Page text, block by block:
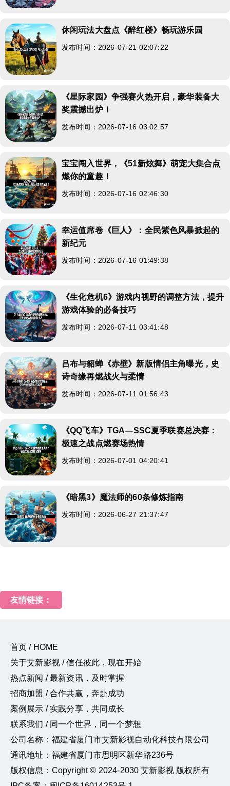
休闲玩法大盘点《醉红楼》畅玩游乐园
发布时间：2026-07-21 02:07:22
《星际家园》争强赛火热开启，豪华装备大
奖震撼出炉！
发布时间：2026-07-16 03:02:57
宝宝闯入世界，《51新炫舞》萌宠大集合点
燃你的童趣！
发布时间：2026-07-16 02:46:30
幸运值席卷《巨人》：全民紫色风暴掀起的
新纪元
发布时间：2026-07-16 01:49:38
《生化危机6》游戏内视野的调整方法，提升
游戏体验的必备技巧
发布时间：2026-07-11 03:41:48
吕布与貂蝉《赤壁》新版情侣主角曝光，史
诗奇缘再燃战火与柔情
发布时间：2026-07-11 01:56:43
《QQ飞车》TGA—SSC夏季联赛总决赛：
极速之战点燃赛场热情
发布时间：2026-07-01 04:20:41
《暗黑3》魔法师的60条修炼指南
发布时间：2026-06-27 21:37:47
友情链接：
首页 / HOME
关于艾新影视 / 信任彼此，现在开始
热点新闻 / 最新资讯，及时掌握
招商加盟 / 合作共赢，奔赴成功
案例展示 / 实践分享，共同成长
联系我们 / 同一个世界，同一个梦想
公司名称：福建省厦门市艾新影视自动化科技有限公司
通讯地址：福建省厦门市思明区新华路236号
版权信息：Copyright © 2024-2030 艾新影视 版权所有